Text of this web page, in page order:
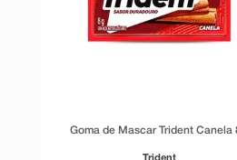
Goma de Mascar Trident Canela